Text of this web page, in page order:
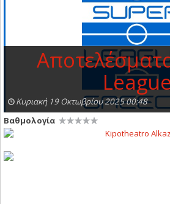
Κυριακή 19 Οκτωβρίου 2025 00:48
Βαθμολογία